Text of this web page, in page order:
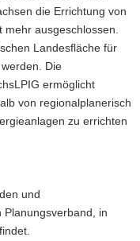
die Errichtung von
ausgeschlossen.
Landesfläche für
Die
ermöglicht
von regionalplanerisch
zu errichten
und
in